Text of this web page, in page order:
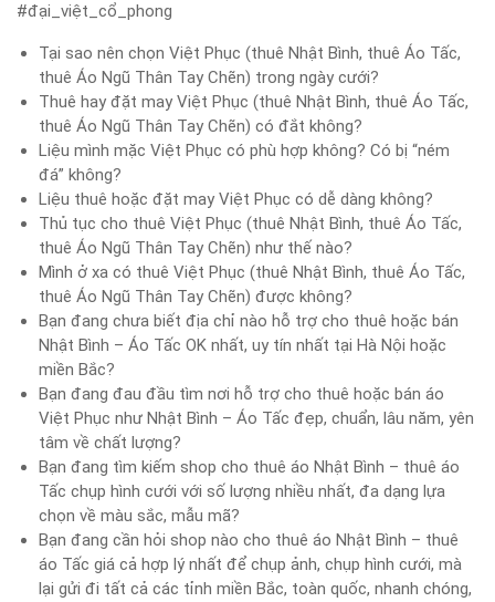
#đại_việt_cổ_phong
Tại sao nên chọn Việt Phục (thuê Nhật Bình, thuê Áo Tấc,
thuê Áo Ngũ Thân Tay Chẽn) trong ngày cưới?
Thuê hay đặt may Việt Phục (thuê Nhật Bình, thuê Áo Tấc,
thuê Áo Ngũ Thân Tay Chẽn) có đắt không?
Liệu mình mặc Việt Phục có phù hợp không? Có bị “ném
đá” không?
Liệu thuê hoặc đặt may Việt Phục có dễ dàng không?
Thủ tục cho thuê Việt Phục (thuê Nhật Bình, thuê Áo Tấc,
thuê Áo Ngũ Thân Tay Chẽn) như thế nào?
Mình ở xa có thuê Việt Phục (thuê Nhật Bình, thuê Áo Tấc,
thuê Áo Ngũ Thân Tay Chẽn) được không?
Bạn đang chưa biết địa chỉ nào hỗ trợ cho thuê hoặc bán
Nhật Bình – Áo Tấc OK nhất, uy tín nhất tại Hà Nội hoặc
miền Bắc?
Bạn đang đau đầu tìm nơi hỗ trợ cho thuê hoặc bán áo
Việt Phục như Nhật Bình – Áo Tấc đẹp, chuẩn, lâu năm, yên
tâm về chất lượng?
Bạn đang tìm kiếm shop cho thuê áo Nhật Bình – thuê áo
Tấc chụp hình cưới với số lượng nhiều nhất, đa dạng lựa
chọn về màu sắc, mẫu mã?
Bạn đang cần hỏi shop nào cho thuê áo Nhật Bình – thuê
áo Tấc giá cả hợp lý nhất để chụp ảnh, chụp hình cưới, mà
lại gửi đi tất cả các tỉnh miền Bắc, toàn quốc, nhanh chóng,